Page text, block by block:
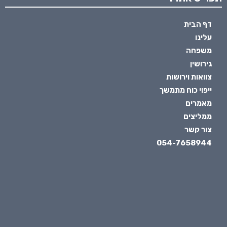
דף הבית
עלינו
משפחה
גירושין
צוואות וירושות
ייפוי כוח מתמשך
מאמרים
ממליצים
צור קשר
054-7658944